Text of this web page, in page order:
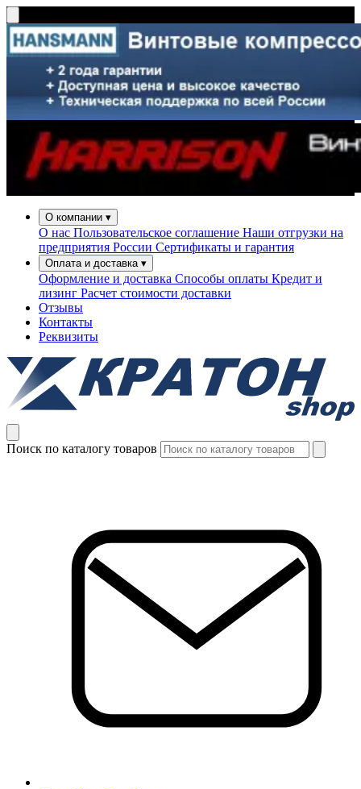
О компании ▾
О нас Пользовательское соглашение Наши отгрузки на
предприятия России Сертификаты и гарантия
Оплата и доставка ▾
Оформление и доставка Способы оплаты Кредит и
лизинг Расчет стоимости доставки
Отзывы
Контакты
Реквизиты
Поиск по каталогу товаров